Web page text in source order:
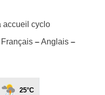
accueil cyclo
Français –Anglais –